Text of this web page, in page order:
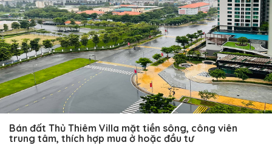
Bán đất Thủ Thiêm Villa mặt tiền sông, công viên
trung tâm, thích hợp mua ở hoặc đầu tư